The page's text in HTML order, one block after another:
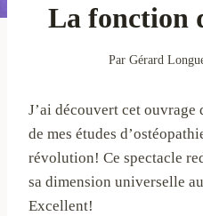
La fonction
Par Gérard
J’ai découvert cet ouvrage
de mes études
révolution! Ce spectacle
sa dimension universelle
Excellent!